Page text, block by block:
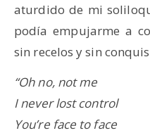
aturdido de mi
podía empujarme a
sin recelos y sin
“Oh no, not me
I never lost control
You’re face to face